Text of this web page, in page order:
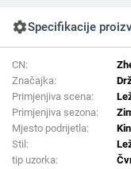
settingsSpecifikacije
CN:
Značajka:
Primjenjiva scena:
Primjenjiva sezona:
Mjesto podrijetla:
Stil:
tip uzorka: